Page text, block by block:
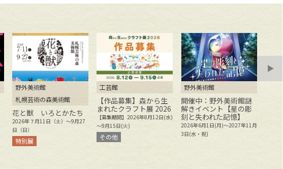
野外美術館
札幌芸術の森美術館
花と獣 いろとかたち
2026年７月11日（土）～9月27
日（日）
特別展
工芸館
【作品募集】森から生
まれたクラフト展 2026
【募集期間】2026年8月12日(水)
～9月15日(火)
その他
野外美術館
開催中：野外美術館謎
解きイベント【星の彫
刻と失われた記憶】
2026年6月1日(月)～2027年11月
3日(水・祝)